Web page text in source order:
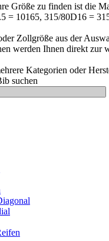
Größe zu finden ist die
= 10165, 315/80D16 =
Zollgröße aus der
werden Ihnen direkt zur
Kategorien oder
suchen